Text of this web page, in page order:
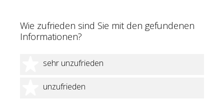
Wie zufrieden sind Sie mit den gefundenen
Informationen?
sehr unzufrieden
1 Stern
unzufrieden
2 Sterne